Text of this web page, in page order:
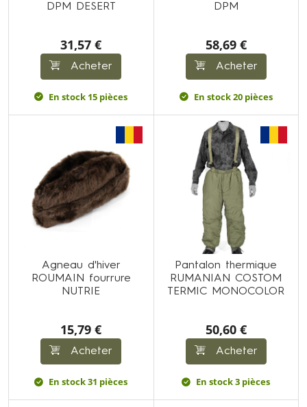
DPM DESERT
31,57 €
Acheter
En stock 15 pièces
DPM
58,69 €
Acheter
En stock 20 pièces
Agneau d'hiver
ROUMAIN fourrure
NUTRIE
15,79 €
Acheter
En stock 31 pièces
Pantalon thermique
RUMANIAN COSTOM
TERMIC MONOCOLOR
50,60 €
Acheter
En stock 3 pièces